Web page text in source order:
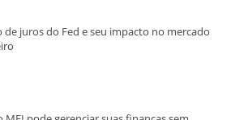
de juros do Fed e seu impacto no mercado